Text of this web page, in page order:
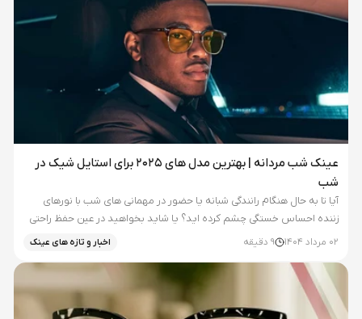
عینک شب مردانه | بهترین مدل های 2025 برای استایل شیک در
شب
آیا تا به حال هنگام رانندگی شبانه یا حضور در مهمانی های شب با نورهای
زننده احساس خستگی چشم کرده اید؟ یا شاید بخواهید در عین حفظ راحتی
دید، ظاهری شیک و متفاوت داشته باشید؟ عینک شب مردانه دقیقا برای...
02 مرداد 1404 9 دقیقه اخبار و تازه های عینک